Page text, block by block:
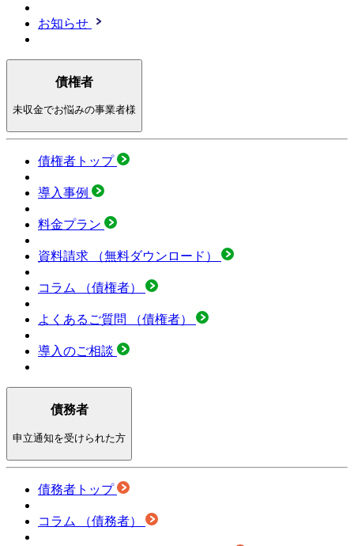
お知らせ
債権者
未収金でお悩みの事業者様
債権者トップ
導入事例
料金プラン
資料請求 （無料ダウンロード）
コラム （債権者）
よくあるご質問 （債権者）
導入のご相談
債務者
申立通知を受けられた方
債務者トップ
コラム （債務者）